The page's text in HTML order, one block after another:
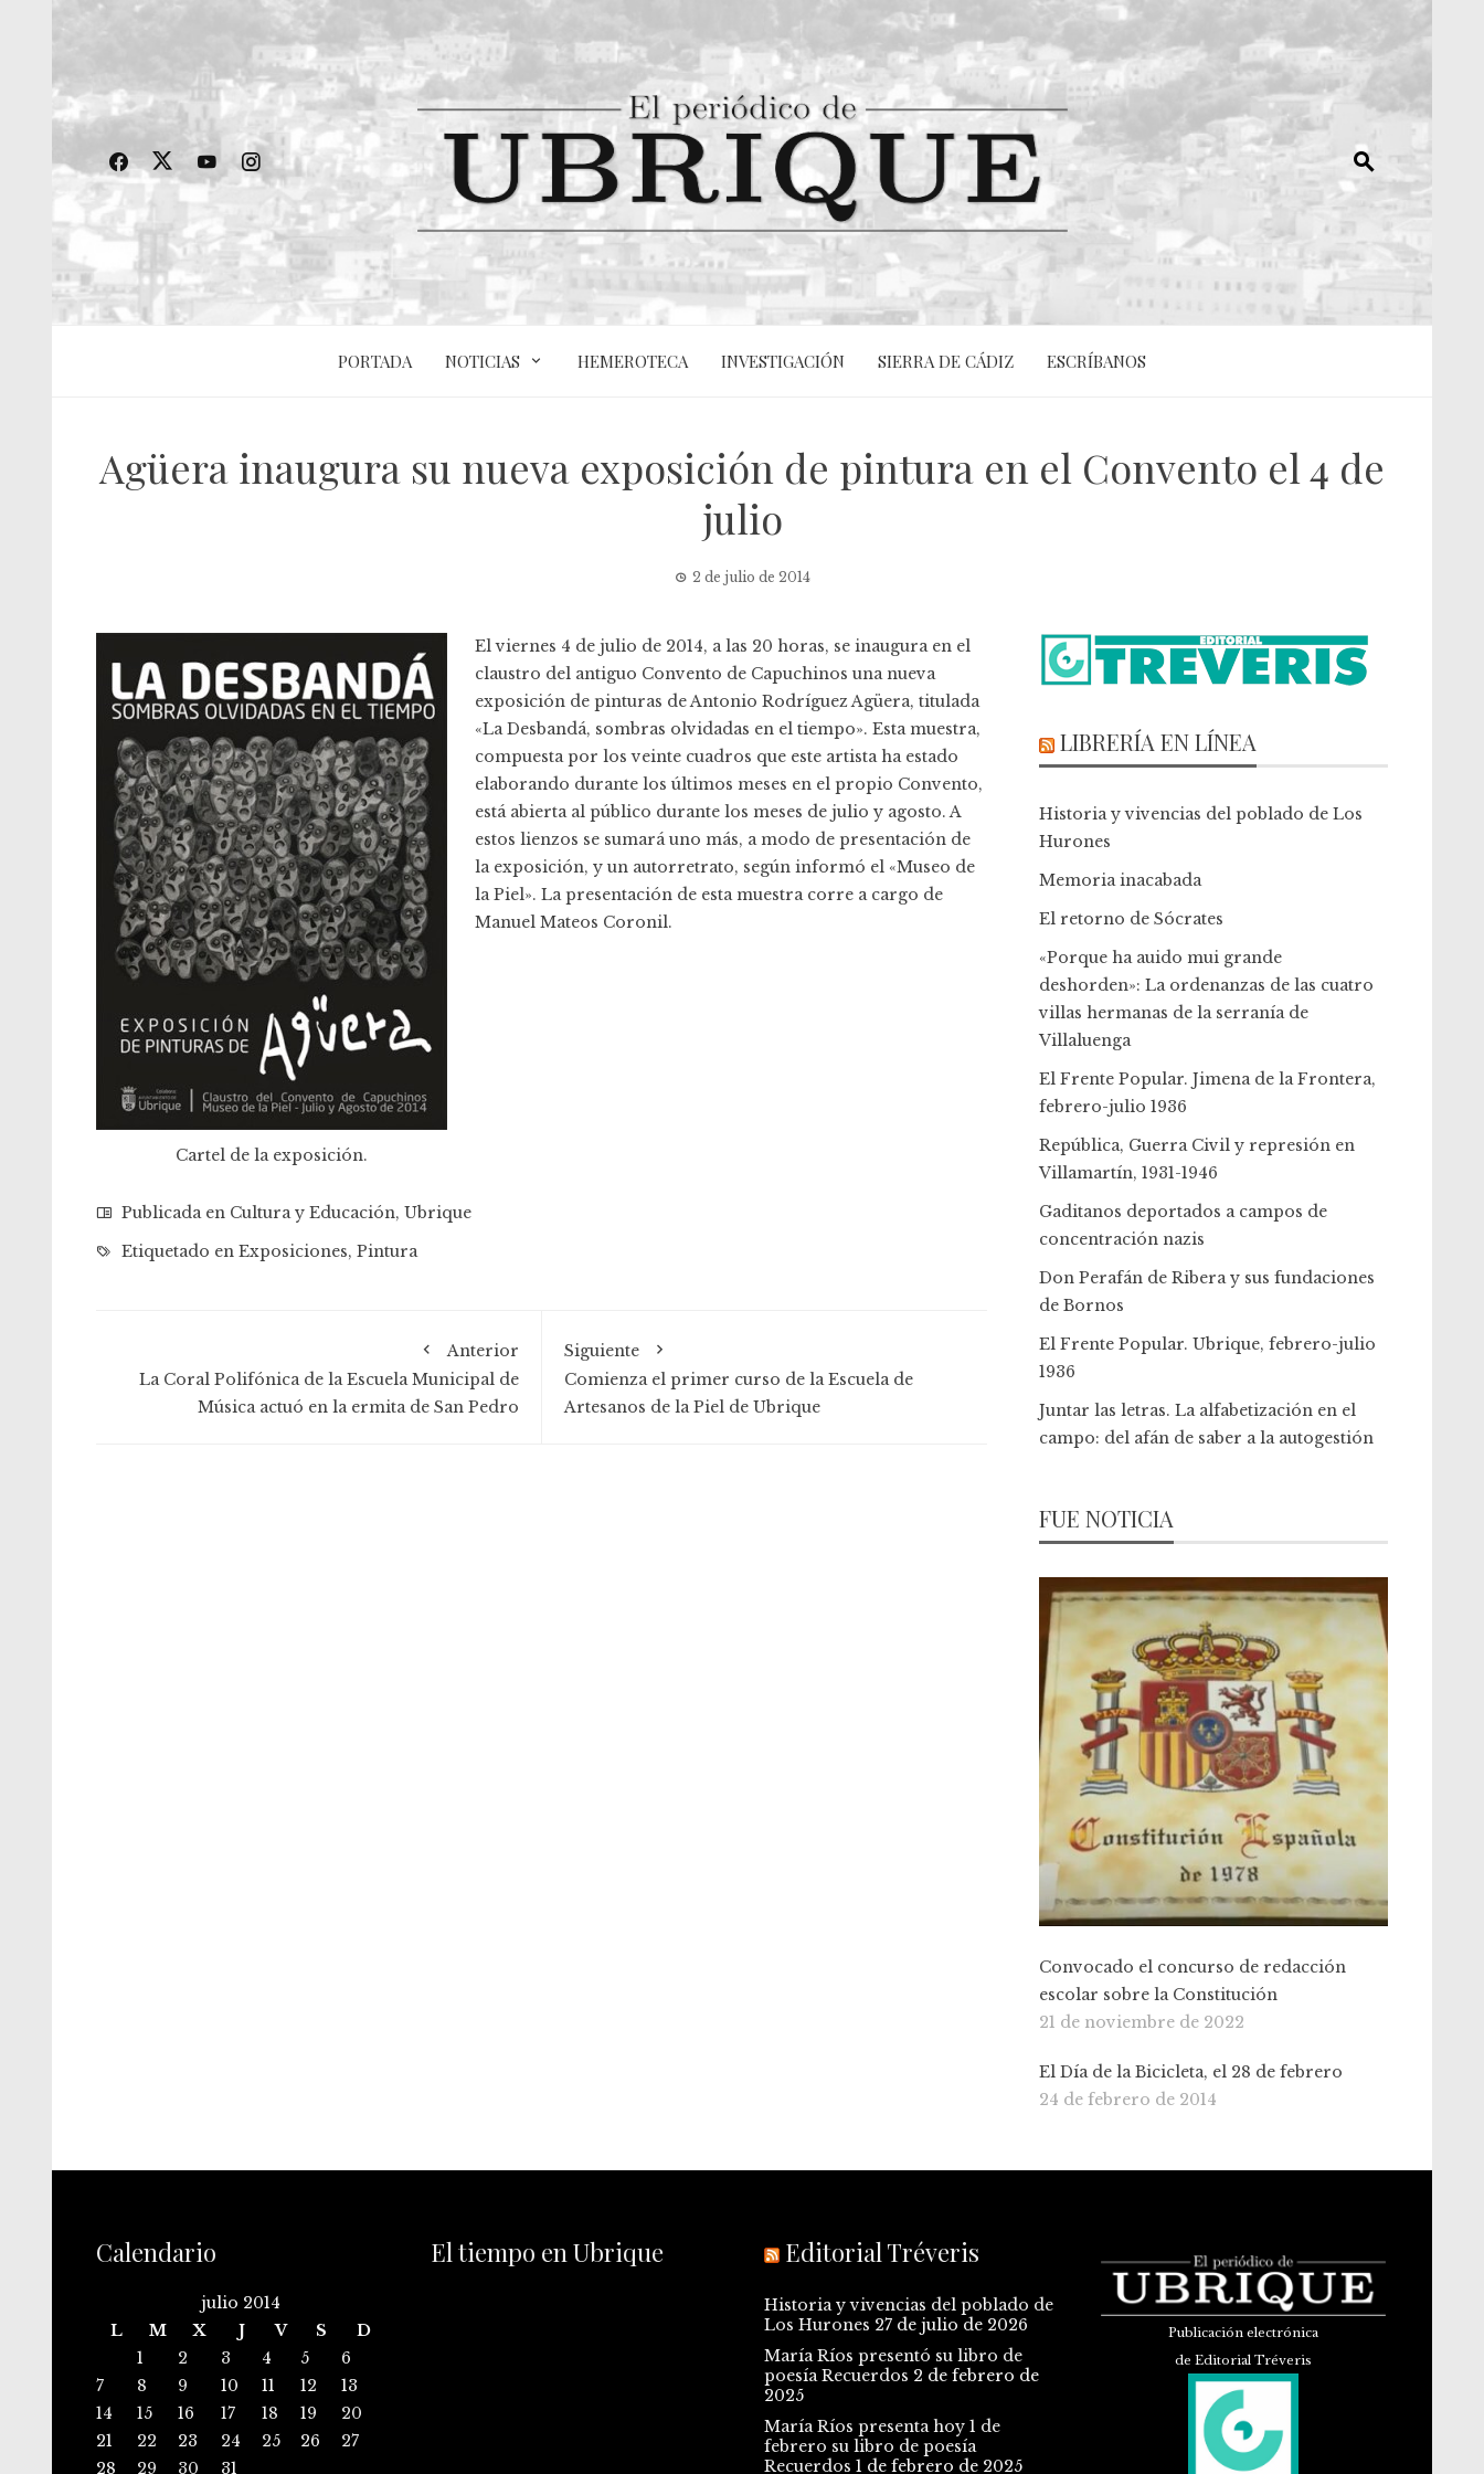
PORTADA NOTICIAS HEMEROTECA INVESTIGACIÓN SIERRA DE CÁDIZ ESCRÍBANOS
Agüera inaugura su nueva exposición de pintura en el Convento el 4 de
julio
2 de julio de 2014
Cartel de la exposición.
El viernes 4 de julio de 2014, a las 20 horas, se inaugura en el
claustro del antiguo Convento de Capuchinos una nueva
exposición de pinturas deAntonio Rodríguez Agüera, titulada
«La Desbandá, sombras olvidadas en el tiempo». Esta muestra,
compuesta por los veinte cuadros que este artista ha estado
elaborando durante los últimos meses en el propio Convento,
está abierta al público durante los meses de julio y agosto. A
estos lienzos se sumará uno más, a modo de presentación de
la exposición, y un autorretrato, según informó el «Museo de
la Piel». La presentación de esta muestra corre a cargo de
Manuel Mateos Coronil.
Publicada en Cultura y Educación, Ubrique
Etiquetado en Exposiciones, Pintura
Anterior
La Coral Polifónica de la Escuela Municipal de
Música actuó en la ermita de San Pedro
Siguiente
Comienza el primer curso de la Escuela de
Artesanos de la Piel de Ubrique
LIBRERÍA EN LÍNEA
Historia y vivencias del poblado de Los
Hurones
Memoria inacabada
El retorno de Sócrates
«Porque ha auido mui grande
deshorden»: La ordenanzas de las cuatro
villas hermanas de la serranía de
Villaluenga
El Frente Popular. Jimena de la Frontera,
febrero-julio 1936
República, Guerra Civil y represión en
Villamartín, 1931-1946
Gaditanos deportados a campos de
concentración nazis
Don Perafán de Ribera y sus fundaciones
de Bornos
El Frente Popular. Ubrique, febrero-julio
1936
Juntar las letras. La alfabetización en el
campo: del afán de saber a la autogestión
FUE NOTICIA
Convocado el concurso de redacción
escolar sobre la Constitución
21 de noviembre de 2022
El Día de la Bicicleta, el 28 de febrero
24 de febrero de 2014
Calendario
julio 2014
L
M X J V S
D
1
2 3 4 5
6
7
8 9 10 11 12
13
14
15 16 17 18 19
20
21
22 23 24 25 26
27
28
29 30 31
El tiempo en Ubrique Editorial Tréveris
Historia y vivencias del poblado de
Los Hurones 27 de julio de 2026
María Ríos presentó su libro de
poesía Recuerdos 2 de febrero de
2025
María Ríos presenta hoy 1 de
febrero su libro de poesía
Recuerdos 1 de febrero de 2025
Publicación electrónica
de Editorial Tréveris